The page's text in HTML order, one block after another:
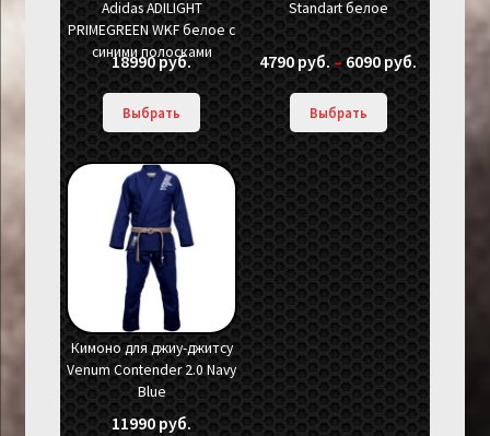
Adidas ADILIGHT
PRIMEGREEN WKF белое с
синими полосками
18990руб.
Выбрать
Standart белое
4790 руб.–6090руб.
Выбрать
Кимоно для джиу-джитсу
Venum Contender 2.0 Navy
Blue
11990руб.